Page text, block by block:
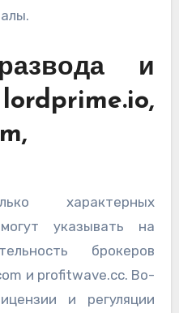
и
характерных
указывать на
брокеров
и profitwave.cc. Во-
и регуляции